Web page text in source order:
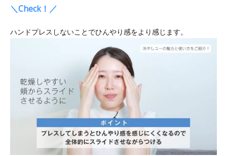
＼Check！／
ハンドプレスしないことでひんやり感をより感じます。